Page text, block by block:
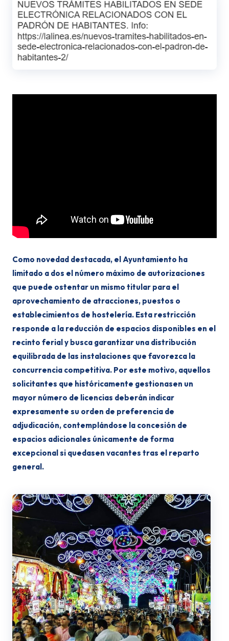
Como novedad destacada, el Ayuntamiento ha
limitado a dos el número máximo de autorizaciones
que puede ostentar un mismo titular para el
aprovechamiento de atracciones, puestos o
establecimientos de hostelería. Esta restricción
responde a la reducción de espacios disponibles en el
recinto ferial y busca garantizar una distribución
equilibrada de las instalaciones que favorezca la
concurrencia competitiva. Por este motivo, aquellos
solicitantes que históricamente gestionasen un
mayor número de licencias deberán indicar
expresamente su orden de preferencia de
adjudicación, contemplándose la concesión de
espacios adicionales únicamente de forma
excepcional si quedasen vacantes tras el reparto
general.